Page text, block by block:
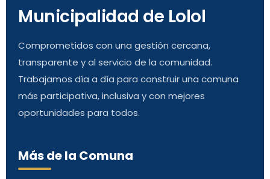
Municipalidad de Lolol
Comprometidos con una gestión cercana,
transparente y al servicio de la comunidad.
Trabajamos día a día para construir una comuna
más participativa, inclusiva y con mejores
oportunidades para todos.
Más de la Comuna